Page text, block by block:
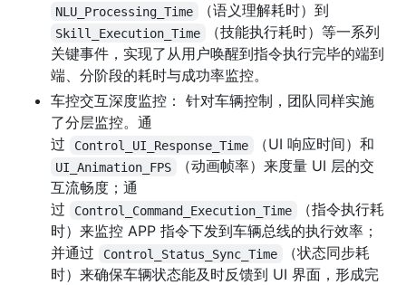
NLU_Processing_Time （语义理解耗时）到
Skill_Execution_Time
（技能执行耗时）等一系列
关键事件，实现了从用户唤醒到指令执行完毕的端到
端、分阶段的耗时与成功率监控。
车控交互深度监控： 针对车辆控制，团队同样实施
了分层监控。通
过
Control_UI_Response_Time （UI 响应时间）和
UI_Animation_FPS
（动画帧率）来度量 UI 层的交
互流畅度；通
过
Control_Command_Execution_Time
（指令执行耗
时）来监控 APP 指令下发到车辆总线的执行效率；
并通过
Control_Status_Sync_Time
（状态同步耗
时）来确保车辆状态能及时反馈到 UI 界面，形成完